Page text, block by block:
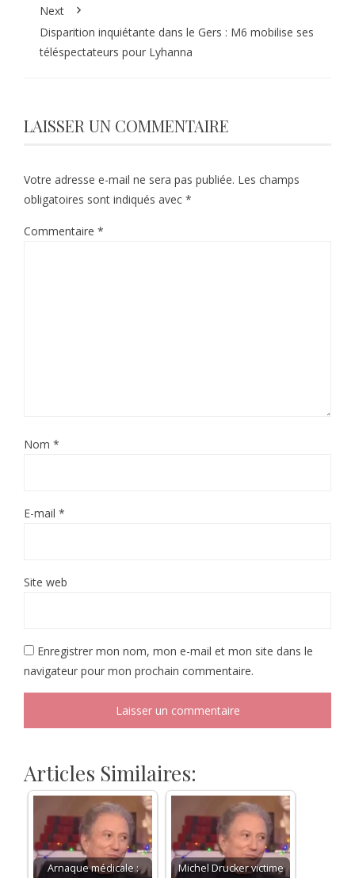
Next
Disparition inquiétante dans le Gers : M6 mobilise ses
téléspectateurs pour Lyhanna
LAISSER UN COMMENTAIRE
Votre adresse e-mail ne sera pas publiée. Les champs
obligatoires sont indiqués avec *
Commentaire *
Nom *
E-mail *
Site web
Enregistrer mon nom, mon e-mail et mon site dans le
navigateur pour mon prochain commentaire.
Articles Similaires:
Arnaque médicale :
Michel Drucker victime